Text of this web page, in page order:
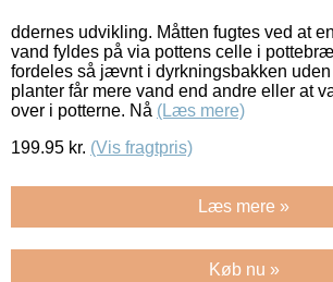
ddernes udvikling. Måtten fugtes ved at
vand fyldes på via pottens celle i
fordeles så jævnt i dyrkningsbakken
planter får mere vand end andre eller at
over i potterne. Nå (Læs mere)
199.95 kr. (Vis fragtpris)
Læs mere »
Køb nu »